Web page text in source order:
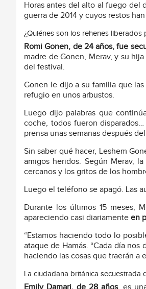
Horas antes del alto al fuego del
guerra de 2014 y cuyos restos
¿Quiénes son los rehenes liberados
Romi Gonen, de 24 años, fue
madre de Gonen, Merav, y su
del festival.
Gonen le dijo a su familia que
refugio en unos arbustos.
Luego dijo palabras que
coche, todos fueron disparados…
prensa unas semanas después
Sin saber qué hacer, Leshem
amigos heridos. Según Merav,
cercanos y los gritos de los
Luego el teléfono se apagó. Las
Durante los últimos 15 meses,
apareciendo casi diariamente en
“Estamos haciendo todo lo
ataque de Hamás. “Cada día
haciendo las cosas que traerán a
La ciudadana británica secuestrada